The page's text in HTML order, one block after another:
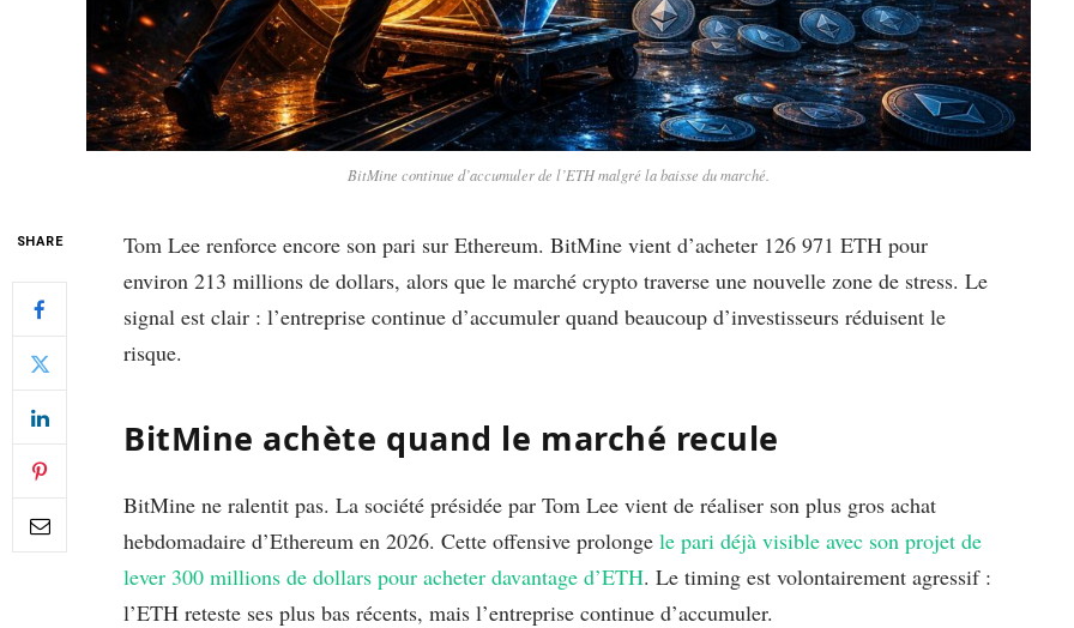
BitMine continue d’accumuler de l’ETH malgré la baisse du marché.
SHARE
Tom Lee renforce encore son pari sur Ethereum. BitMine vient d’acheter 126 971 ETH pour
environ 213 millions de dollars, alors que le marché crypto traverse une nouvelle zone de stress. Le
signal est clair : l’entreprise continue d’accumuler quand beaucoup d’investisseurs réduisent le
risque.
BitMine achète quand le marché recule
BitMine ne ralentit pas. La société présidée par Tom Lee vient de réaliser son plus gros achat
hebdomadaire d’Ethereum en 2026. Cette offensive prolonge le pari déjà visible avec son projet de
lever 300 millions de dollars pour acheter davantage d’ETH. Le timing est volontairement agressif :
l’ETH reteste ses plus bas récents, mais l’entreprise continue d’accumuler.